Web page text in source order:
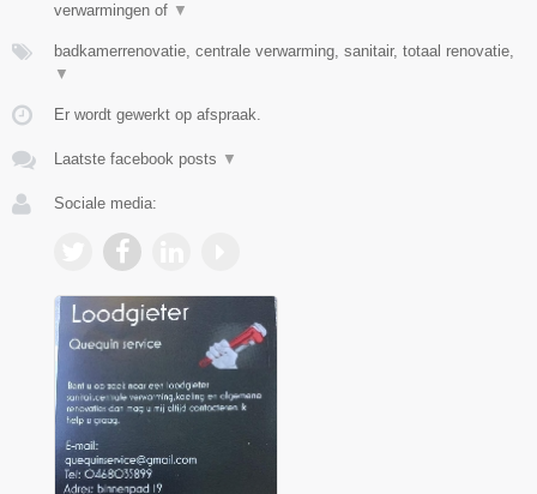
verwarmingen of ▼
badkamerrenovatie, centrale verwarming, sanitair, totaal renovatie,
▼
Er wordt gewerkt op afspraak.
Laatste facebook posts ▼
Sociale media: